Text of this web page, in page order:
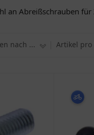
an Abreißschrauben
nach ... Artikel pro